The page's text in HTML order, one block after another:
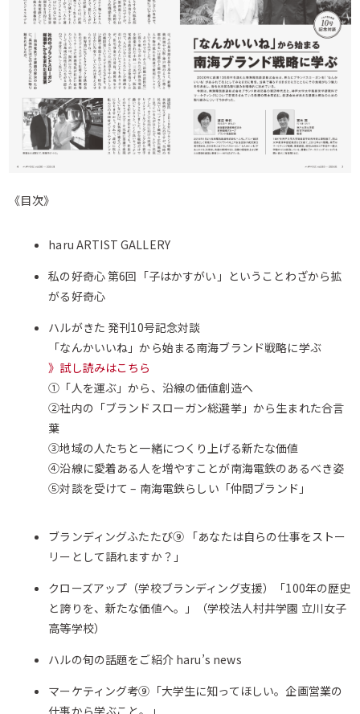
《目次》
haru ARTIST GALLERY
私の好奇心 第6回「子はかすがい」ということわざから拡
がる好奇心
ハルがきた 発刊10号記念対談
「なんかいいね」から始まる南海ブランド戦略に学ぶ
》試し読みはこちら
①「人を運ぶ」から、沿線の価値創造へ
②社内の「ブランドスローガン総選挙」から生まれた合言
葉
③地域の人たちと一緒につくり上げる新たな価値
④沿線に愛着ある人を増やすことが南海電鉄のあるべき姿
⑤対談を受けて – 南海電鉄らしい「仲間ブランド」
ブランディングふたたび⑨ 「あなたは自らの仕事をストー
リーとして語れますか？」
クローズアップ（学校ブランディング支援）「100年の歴史
と誇りを、新たな価値へ。」（学校法人村井学園 立川女子
高等学校）
ハルの旬の話題をご紹介 haru’s news
マーケティング考⑨「大学生に知ってほしい。企画営業の